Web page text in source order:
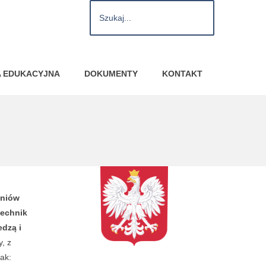
EDUKACYJNA DOKUMENTY KONTAKT
i
z